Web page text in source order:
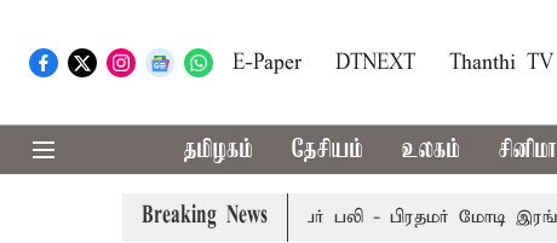
E-Paper DTNEXT Thanthi TV
தமிழகம் தேசியம் உலகம் சினிமா
Breaking News
பேருந்து விபத்து; 7 பேர் பலி - பிரதமர் மோடி இரங்கல்